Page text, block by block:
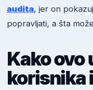
audita, jer on
popravljati, a šta
Kako ovo
korisnika